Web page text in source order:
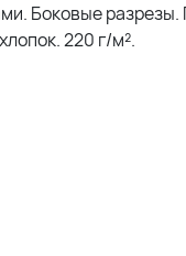
Боковые
220 г/м².